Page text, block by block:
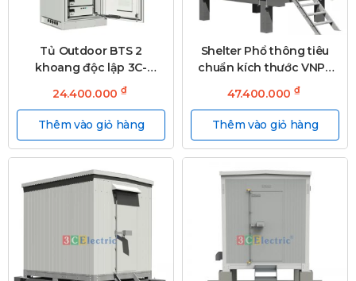
Tủ Outdoor BTS 2
khoang độc lập 3C-
OD2000W750D700T30S-
2
24.400.000 ₫
Thêm vào giỏ hàng
Shelter Phổ thông tiêu
chuẩn kích thước VNPT
SH2600W2100D2600T50S
47.400.000 ₫
Thêm vào giỏ hàng